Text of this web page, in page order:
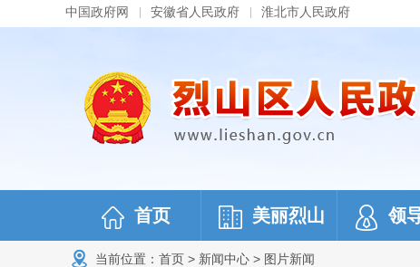
中国政府网 安徽省人民政府 淮北市人民政府
首页 美丽烈山 领
当前位置： 首页 > 新闻中心 > 图片新闻